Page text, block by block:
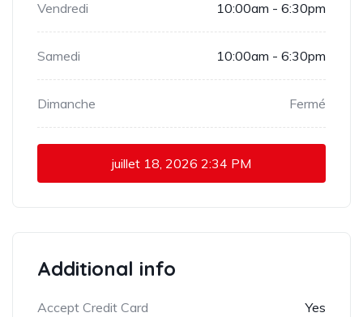
Vendredi 10:00am - 6:30pm
Samedi 10:00am - 6:30pm
Dimanche Fermé
juillet 18, 2026 2:34 PM
Additional info
Accept Credit Card Yes